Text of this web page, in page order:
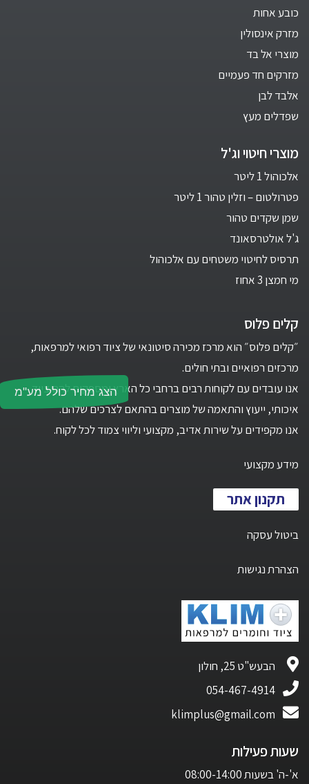
הצג מחיר כולל מע"מ
כובע אחות
מזרק אינסולין
מוצרי אל בד
מזרקים חד פעמיים
אלבד לבן
שפדלים מעץ
מוצרי חיטוי וג'ל
אלכוהול 1 ליטר
פטרולטום – וזלין טהור 1 ליטר
שמן שקדים טהור
ג'ל אולטרסאונד
תרסיס לחיטוי משטחים עם אלכוהול
מי חמצן 3 אחוז
קלים פלוס
״קלים פלוס״ הוא מרכז מכירה סיטונאי של ציוד רפואי למרפאות,
מרכזים רפואיים ובתי חולים.
אנו עובדים עם לקוחות רבים ברחבי כל הארץ ומספקים להם ציוד
איכותי, ייעוץ והתאמה של מוצרים בהתאם לצרכים שלהם.
אנו מקפידים על שירות אדיב, מקצועי וליווי צמוד לכל לקוח.
מידע מקצועי
תקנון אתר
ביטול עסקה
הצהרת נגישות
הבעש"ט 25, חולון
054-467-4914
klimplus@gmail.com
שעות פעילות
א'-ה' בשעות 08:00-14:00